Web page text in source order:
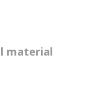
material